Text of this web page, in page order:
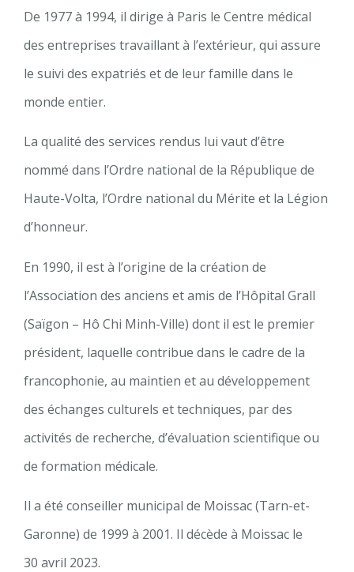
De 1977 à 1994, il dirige à Paris le Centre médical
des entreprises travaillant à l’extérieur, qui assure
le suivi des expatriés et de leur famille dans le
monde entier.
La qualité des services rendus lui vaut d’être
nommé dans l’Ordre national de la République de
Haute-Volta, l’Ordre national du Mérite et la Légion
d’honneur.
En 1990, il est à l’origine de la création de
l’Association des anciens et amis de l’Hôpital Grall
(Saïgon – Hô Chi Minh-Ville) dont il est le premier
président, laquelle contribue dans le cadre de la
francophonie, au maintien et au développement
des échanges culturels et techniques, par des
activités de recherche, d’évaluation scientifique ou
de formation médicale.
Il a été conseiller municipal de Moissac (Tarn-et-
Garonne) de 1999 à 2001. Il décède à Moissac le
30 avril 2023.